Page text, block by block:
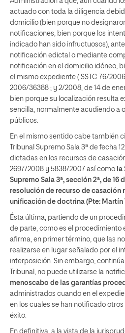
actuado con toda la diligencia
domicilio (bien porque no
notificaciones, bien porque los
indicado han sido infructuosos),
notificación edictal o mediante
notificación en el domicilio idóneo,
el mismo expediente ( SSTC 76/
2006/36388 ; y 2/2008, de 14 de
bien porque su localización resulta
sencilla, normalmente acudiendo a
públicos.
En el mismo sentido cabe también
Tribunal Supremo Sala 3ª de fecha
dictadas en los recursos de
2697/2008 y 5838/2007 así como la
Supremo Sala 3ª, sección 2ª, de 16
resolución de recurso de casación
unificación de doctrina (Pte:
Ésta última, partiendo de un
de parte, como es el
afirma, en primer término, que las
realizarse en lugar señalado por el
interposición. Sin embargo,
Tribunal, no puede utilizarse la
menoscabo de las garantías
administrados cuando en el
en los cuales se han notificado
éxito.
En definitiva, a la vista de la